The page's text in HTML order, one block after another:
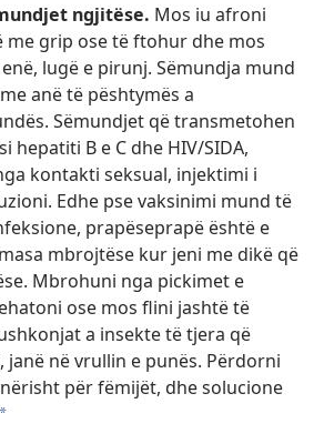
ngjitëse. Mos iu afroni
me grip ose të ftohur dhe mos
lugë e pirunj. Sëmundja mund
anë të pështymës a
Sëmundjet që transmetohen
hepatiti B e C dhe HIV/​SIDA,
kontakti seksual, injektimi i
Edhe pse vaksinimi mund të
prapëseprapë është e
mbrojtëse kur jeni me dikë që
Mbrohuni nga pickimet e
ose mos flini jashtë të
a insekte të tjera që
në vrullin e punës. Përdorni
për fëmijët, dhe solucione
*